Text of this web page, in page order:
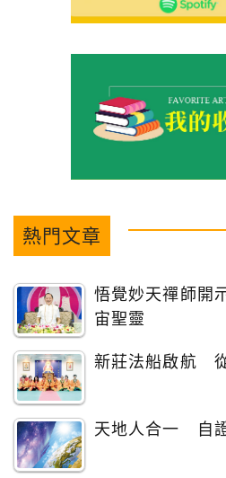
熱門文章
悟覺妙天禪師開
宙聖靈
新莊法船啟航
天地人合一 自